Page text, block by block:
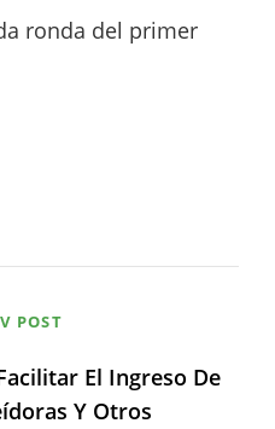
ronda del primer
POST
El Ingreso De
Y Otros